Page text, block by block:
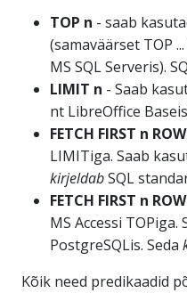
TOP n - saab
(samaväärset TOP
MS SQL Serveris).
LIMIT n - Saab
nt LibreOffice
FETCH FIRST n
LIMITiga. Saab
kirjeldabSQL
FETCH FIRST n
MS Accessi
PostgreSQLis. Seda
Kõik need predikaadid